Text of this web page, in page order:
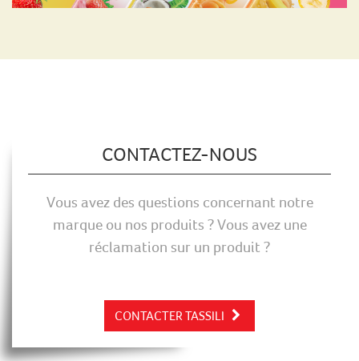
CONTACTEZ-NOUS
Vous avez des questions concernant notre
marque ou nos produits ? Vous avez une
réclamation sur un produit ?
CONTACTER TASSILI